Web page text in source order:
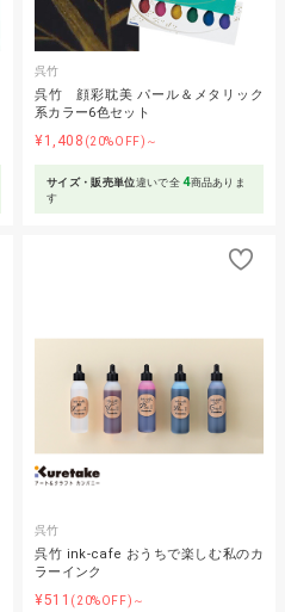
呉竹
呉竹 顔彩耽美 パール＆メタリック
系カラー6色セット
¥1,408 (20%OFF)～
サイズ・販売単位違いで全4商品ありま
す
呉竹
呉竹 ink-cafe おうちで楽しむ私のカ
ラーインク
¥511 (20%OFF)～